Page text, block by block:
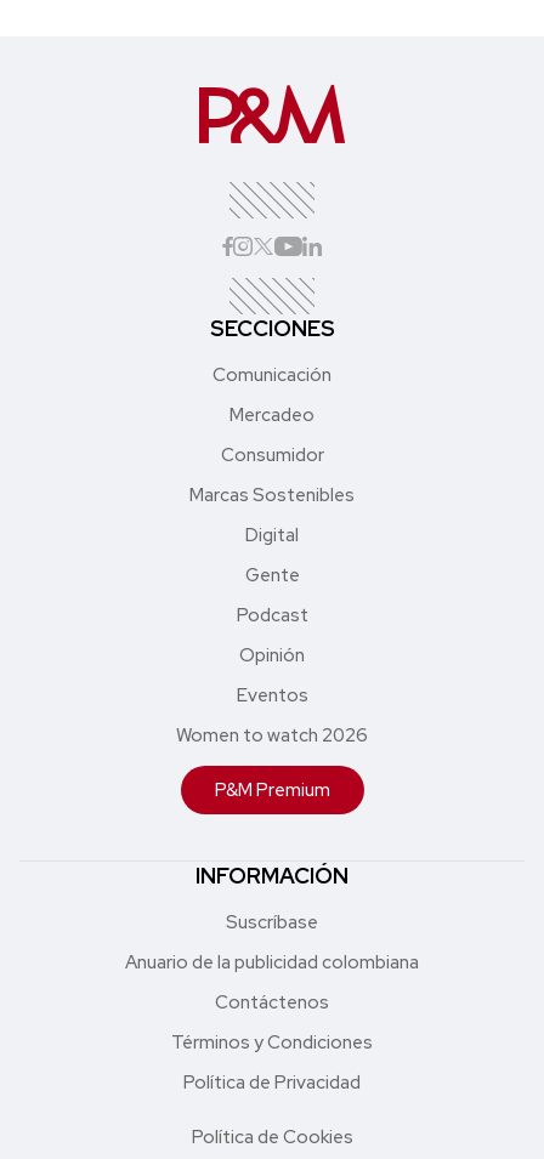
SECCIONES
Comunicación
Mercadeo
Consumidor
Marcas Sostenibles
Digital
Gente
Podcast
Opinión
Eventos
Women to watch 2026
P&M Premium
INFORMACIÓN
Suscríbase
Anuario de la publicidad colombiana
Contáctenos
Términos y Condiciones
Política de Privacidad
Política de Cookies